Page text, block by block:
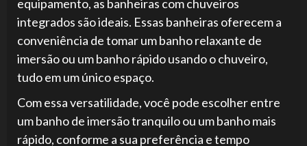
equipamento, as banheiras com chuveiros
integrados são ideais. Essas banheiras oferecem a
conveniência de tomar um banho relaxante de
imersão ou um banho rápido usando o chuveiro,
tudo em um único espaço.
Com essa versatilidade, você pode escolher entre
um banho de imersão tranquilo ou um banho mais
rápido, conforme a sua preferência e tempo